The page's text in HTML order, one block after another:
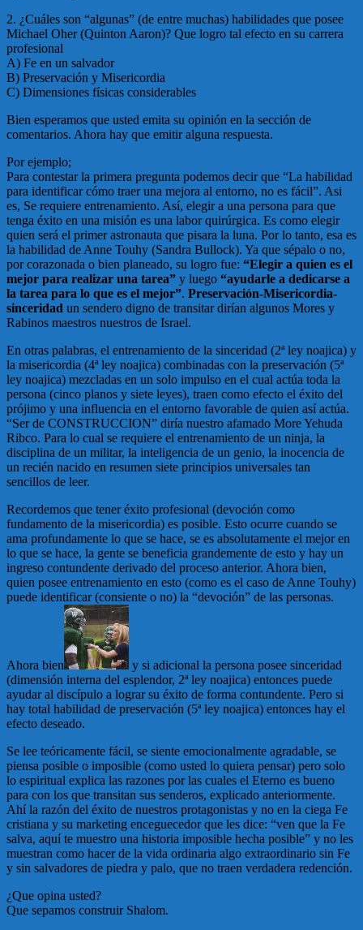
2. ¿Cuáles son “algunas” (de entre muchas) habilidades que posee
Michael Oher (Quinton Aaron)? Que logro tal efecto en su carrera
profesional
A) Fe en un salvador
B) Preservación y Misericordia
C) Dimensiones físicas considerables
Bien esperamos que usted emita su opinión en la sección de
comentarios. Ahora hay que emitir alguna respuesta.
Por ejemplo;
Para contestar la primera pregunta podemos decir que “La habilidad
para identificar cómo traer una mejora al entorno, no es fácil”. Asi
es, Se requiere entrenamiento. Así, elegir a una persona para que
tenga éxito en una misión es una labor quirúrgica. Es como elegir
quien será el primer astronauta que pisara la luna. Por lo tanto, esa es
la habilidad de Anne Touhy (Sandra Bullock). Ya que sépalo o no,
por corazonada o bien planeado, su logro fue: “Elegir a quien es el
mejor para realizar una tarea” y luego “ayudarle a dedicarse a
la tarea para lo que es el mejor”. Preservación-Misericordia-
sinceridad un sendero digno de transitar dirían algunos Mores y
Rabinos maestros nuestros de Israel.
En otras palabras, el entrenamiento de la sinceridad (2ª ley noajica) y
la misericordia (4ª ley noajica) combinadas con la preservación (5ª
ley noajica) mezcladas en un solo impulso en el cual actúa toda la
persona (cinco planos y siete leyes), traen como efecto el éxito del
prójimo y una influencia en el entorno favorable de quien así actúa.
“Ser de CONSTRUCCION” diría nuestro afamado More Yehuda
Ribco. Para lo cual se requiere el entrenamiento de un ninja, la
disciplina de un militar, la inteligencia de un genio, la inocencia de
un recién nacido en resumen siete principios universales tan
sencillos de leer.
Recordemos que tener éxito profesional (devoción como
fundamento de la misericordia) es posible. Esto ocurre cuando se
ama profundamente lo que se hace, se es absolutamente el mejor en
lo que se hace, la gente se beneficia grandemente de esto y hay un
ingreso contundente derivado del proceso anterior. Ahora bien,
quien posee entrenamiento en esto (como es el caso de Anne Touhy)
puede identificar (consiente o no) la “devoción” de las personas.
Ahora bien
y si adicional la persona posee sinceridad
(dimensión interna del esplendor, 2ª ley noajica) entonces puede
ayudar al discípulo a lograr su éxito de forma contundente. Pero si
hay total habilidad de preservación (5ª ley noajica) entonces hay el
efecto deseado.
Se lee teóricamente fácil, se siente emocionalmente agradable, se
piensa posible o imposible (como usted lo quiera pensar) pero solo
lo espiritual explica las razones por las cuales el Eterno es bueno
para con los que transitan sus senderos, explicado anteriormente.
Ahí la razón del éxito de nuestros protagonistas y no en la ciega Fe
cristiana y su marketing enceguecedor que les dice: “ven que la Fe
salva, aquí te muestro una historia imposible hecha posible” y no les
muestran como hacer de la vida ordinaria algo extraordinario sin Fe
y sin salvadores de piedra y palo, que no traen verdadera redención.
¿Que opina usted?
Que sepamos construir Shalom.